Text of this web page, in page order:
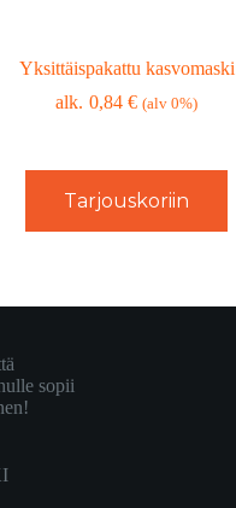
Yksittäispakattu kasvomaski
0,84€ (alv 0%)
Tarjouskoriin
sopii